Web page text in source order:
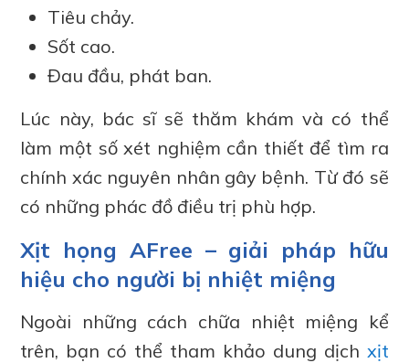
Tiêu chảy.
Sốt cao.
Đau đầu, phát ban.
Lúc này, bác sĩ sẽ thăm khám và có thể
làm một số xét nghiệm cần thiết để tìm ra
chính xác nguyên nhân gây bệnh. Từ đó sẽ
có những phác đồ điều trị phù hợp.
Xịt họng AFree – giải pháp hữu
hiệu cho người bị nhiệt miệng
Ngoài những cách chữa nhiệt miệng kể
trên, bạn có thể tham khảo dung dịch xịt